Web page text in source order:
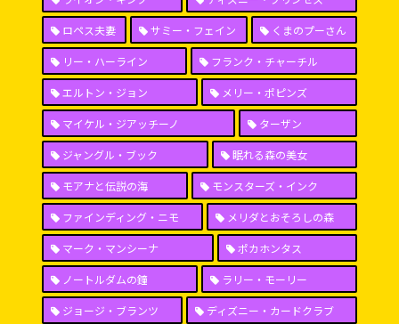
ロペス夫妻 サミー・フェイン くまのプーさん
リー・ハーライン フランク・チャーチル
エルトン・ジョン メリー・ポピンズ
マイケル・ジアッチーノ ターザン
ジャングル・ブック 眠れる森の美女
モアナと伝説の海 モンスターズ・インク
ファインディング・ニモ メリダとおそろしの森
マーク・マンシーナ ポカホンタス
ノートルダムの鐘 ラリー・モーリー
ジョージ・ブランツ ディズニー・カードクラブ